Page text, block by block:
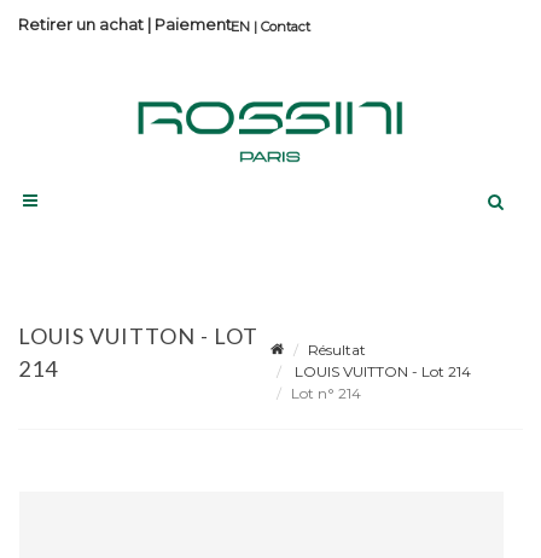
Contact
Retirer un achat | Paiement
LOUIS VUITTON - LOT
214
Résultat
LOUIS VUITTON - Lot 214
Lot n° 214